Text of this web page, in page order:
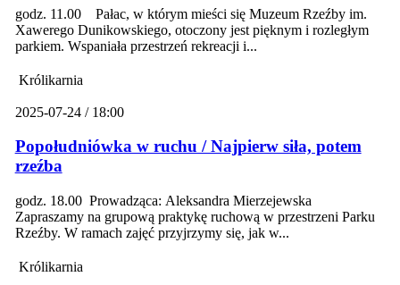
godz. 11.00 Pałac, w którym mieści się Muzeum Rzeźby im.
Xawerego Dunikowskiego, otoczony jest pięknym i rozległym
parkiem. Wspaniała przestrzeń rekreacji i...
Królikarnia
2025-07-24 / 18:00
Popołudniówka w ruchu / Najpierw siła, potem
rzeźba
godz. 18.00 Prowadząca: Aleksandra Mierzejewska
Zapraszamy na grupową praktykę ruchową w przestrzeni Parku
Rzeźby. W ramach zajęć przyjrzymy się, jak w...
Królikarnia